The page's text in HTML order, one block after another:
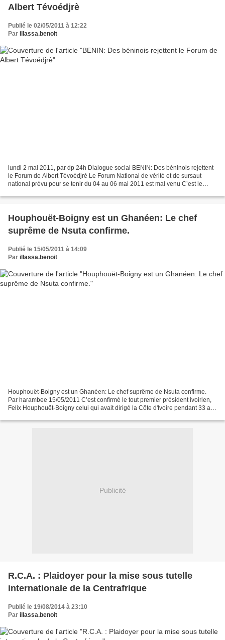
Albert Tévoédjrè
Publié le 02/05/2011 à 12:22
Par illassa.benoit
lundi 2 mai 2011, par dp 24h Dialogue social BENIN: Des béninois rejettent
le Forum de Albert Tévoédjrè Le Forum National de vérité et de sursaut
national prévu pour se tenir du 04 au 06 mai 2011 est mal venu C’est le
Houphouët-Boigny est un Ghanéen: Le chef
suprême de Nsuta confirme.
Publié le 15/05/2011 à 14:09
Par illassa.benoit
Houphouët-Boigny est un Ghanéen: Le chef suprême de Nsuta confirme.
Par harambee 15/05/2011 C’est confirmé le tout premier président ivoirien,
Felix Houphouët-Boigny celui qui avait dirigé la Côte d'Ivoire pendant 33 ans
Publicité
R.C.A. : Plaidoyer pour la mise sous tutelle
internationale de la Centrafrique
Publié le 19/08/2014 à 23:10
Par illassa.benoit